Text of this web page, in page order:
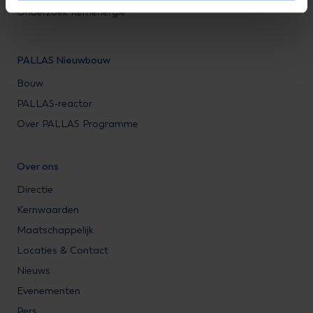
Onderzoek Kernenergie
PALLAS Nieuwbouw
Bouw
PALLAS-reactor
Over PALLAS Programme
Over ons
Directie
Kernwaarden
Maatschappelijk
Locaties & Contact
Nieuws
Evenementen